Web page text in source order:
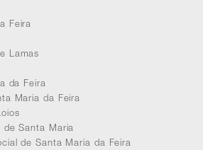
Feira
Lamas
da Feira
Maria da Feira
de Santa Maria
de Santa Maria da Feira